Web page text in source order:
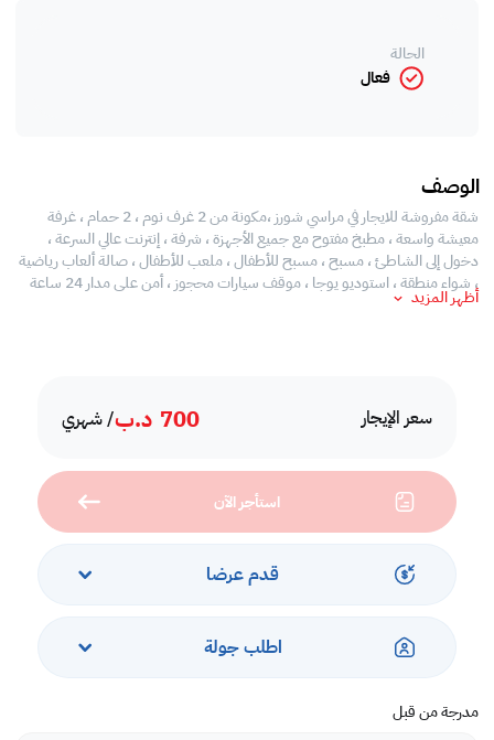
سعر الإيجار 700 د.ب/ شهري
استأجر الآن
قدم عرضا
اطلب جولة
مدرجة من قبل
الحالة
فعال
الوصف
شقة مفروشة للايجار في مراسي شورز ،مكونة من 2 غرف نوم ، 2 حمام ، غرفة
معيشة واسعة ، مطبخ مفتوح مع جميع الأجهزة ، شرفة ، إنترنت عالي السرعة ،
دخول إلى الشاطئ ، مسبح ، مسبح للأطفال ، ملعب للأطفال ، صالة ألعاب رياضية
، شواء منطقة ، استوديو يوجا ، موقف سيارات محجوز ، أمن على مدار 24 ساعة
أظهر المزيد